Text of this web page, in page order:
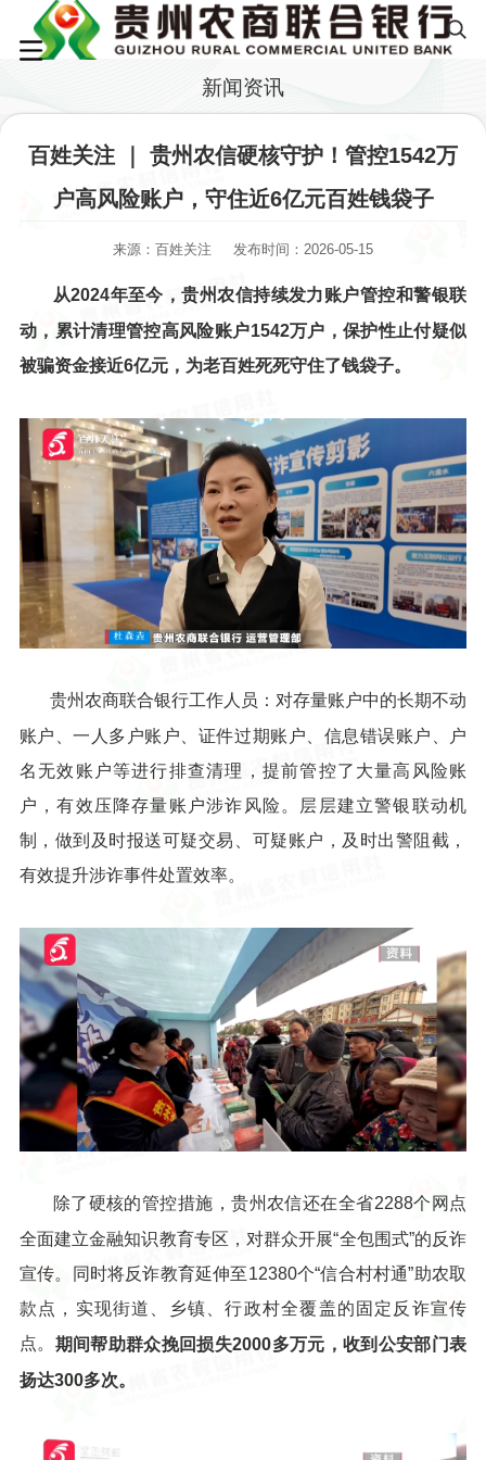
新闻资讯
百姓关注 ｜ 贵州农信硬核守护！管控1542万
户高风险账户，守住近6亿元百姓钱袋子
来源：百姓关注 发布时间：2026-05-15
从2024年至今，贵州农信持续发力账户管控和警银联
动，累计清理管控高风险账户1542万户，保护性止付疑似
被骗资金接近6亿元，为老百姓死死守住了钱袋子。
贵州农商联合银行工作人员：对存量账户中的长期不动
账户、一人多户账户、证件过期账户、信息错误账户、户
名无效账户等进行排查清理，提前管控了大量高风险账
户，有效压降存量账户涉诈风险。层层建立警银联动机
制，做到及时报送可疑交易、可疑账户，及时出警阻截，
有效提升涉诈事件处置效率。
除了硬核的管控措施，贵州农信还在全省2288个网点
全面建立金融知识教育专区，对群众开展“全包围式”的反诈
宣传。同时将反诈教育延伸至12380个“信合村村通”助农取
款点，实现街道、乡镇、行政村全覆盖的固定反诈宣传
点。 期间帮助群众挽回损失2000多万元，收到公安部门表
扬达300多次。